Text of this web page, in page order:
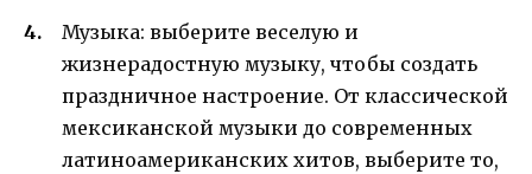
Музыка: выберите веселую и
жизнерадостную музыку, чтобы создать
праздничное настроение. От классической
мексиканской музыки до современных
латиноамериканских хитов, выберите то,